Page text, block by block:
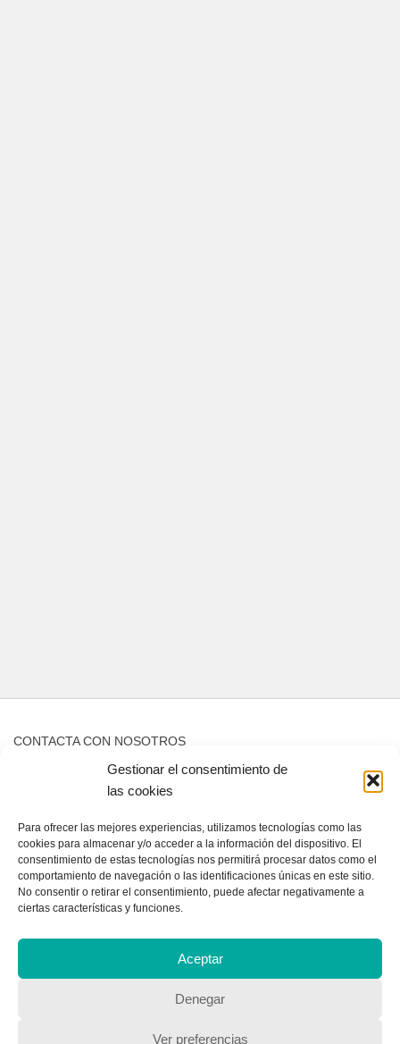
Gestionar el consentimiento de
las cookies
Para ofrecer las mejores experiencias, utilizamos tecnologías como las
cookies para almacenar y/o acceder a la información del dispositivo. El
consentimiento de estas tecnologías nos permitirá procesar datos como el
comportamiento de navegación o las identificaciones únicas en este sitio.
No consentir o retirar el consentimiento, puede afectar negativamente a
ciertas características y funciones.
Aceptar
Denegar
Ver preferencias
QUIENES SOMOS
Quienes somos